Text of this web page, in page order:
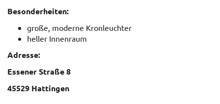
Besonderheiten:
große, moderne Kronleuchter
heller Innenraum
Adresse:
Essener Straße 8
45529 Hattingen